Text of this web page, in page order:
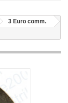
3 Euro comm.